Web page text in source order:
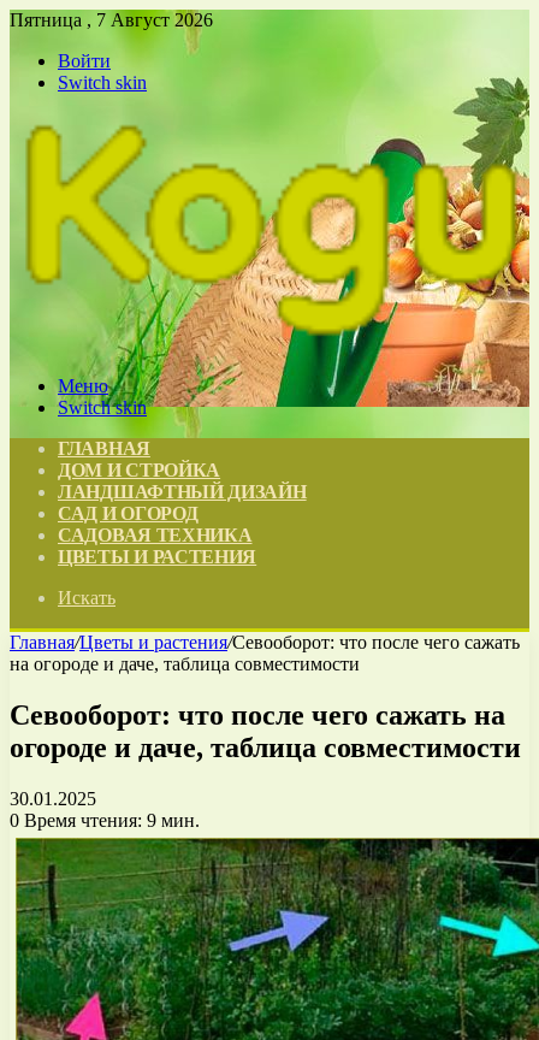
Пятница , 7 Август 2026
Войти
Switch skin
Меню
Switch skin
ГЛАВНАЯ
ДОМ И СТРОЙКА
ЛАНДШАФТНЫЙ ДИЗАЙН
САД И ОГОРОД
САДОВАЯ ТЕХНИКА
ЦВЕТЫ И РАСТЕНИЯ
Искать
Главная/Цветы и растения/Севооборот: что после чего сажать
на огороде и даче, таблица совместимости
Севооборот: что после чего сажать на
огороде и даче, таблица совместимости
30.01.2025
0 Время чтения: 9 мин.